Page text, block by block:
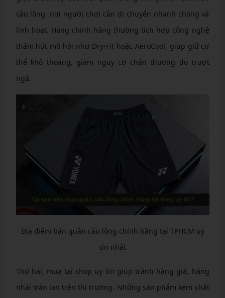
cầu lông, nơi người chơi cần di chuyển nhanh chóng và
linh hoạt. Hàng chính hãng thường tích hợp công nghệ
thấm hút mồ hôi như Dry-Fit hoặc AeroCool, giúp giữ cơ
thể khô thoáng, giảm nguy cơ chấn thương do trượt
ngã.
Địa điểm bán quần cầu lông chính hãng tại TPHCM uy
tín nhất
Thứ hai, mua tại shop uy tín giúp tránh hàng giả, hàng
nhái tràn lan trên thị trường. Những sản phẩm kém chất